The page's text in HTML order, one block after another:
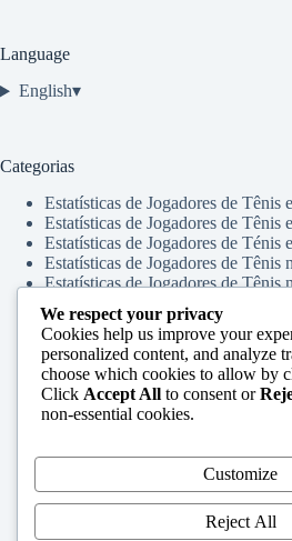
Language
English▾
Categorias
Estatísticas de Jogadores de Tênis
Estatísticas de Jogadores de Tênis
Estatísticas de Jogadores de Ténis
Estatísticas de Jogadores de Tênis
Estatísticas de Jogadores de Tênis
Estatísticas de Jogadores de Tênis
Estatísticas de Jogadores de Tênis
Estatísticas de Jogadores de Tênis
Estatísticas de Jogadores de Tênis
Estatísticas de Jogadores de Tênis
Estatísticas de Jogadores de Tênis
Estatísticas de Jogadores de Tênis
Estatísticas de Jogadores de Tênis
Estatísticas de Jogadores de Tênis
Estatísticas de Jogadores de Tênis
Estatísticas e Comparações de
We respect your privacy
Cookies help us improve your
personalized content, and analyze
choose which cookies to allow by
Click Accept All to consent or
non-essential cookies.
Customize
Reject All